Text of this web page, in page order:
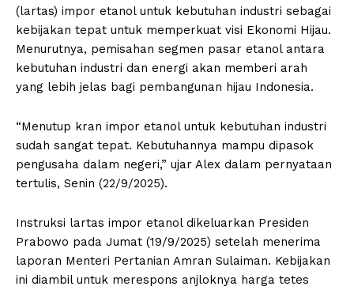
(lartas) impor etanol untuk kebutuhan industri sebagai
kebijakan tepat untuk memperkuat visi Ekonomi Hijau.
Menurutnya, pemisahan segmen pasar etanol antara
kebutuhan industri dan energi akan memberi arah
yang lebih jelas bagi pembangunan hijau Indonesia.
“Menutup kran impor etanol untuk kebutuhan industri
sudah sangat tepat. Kebutuhannya mampu dipasok
pengusaha dalam negeri,” ujar Alex dalam pernyataan
tertulis, Senin (22/9/2025).
Instruksi lartas impor etanol dikeluarkan Presiden
Prabowo pada Jumat (19/9/2025) setelah menerima
laporan Menteri Pertanian Amran Sulaiman. Kebijakan
ini diambil untuk merespons anjloknya harga tetes